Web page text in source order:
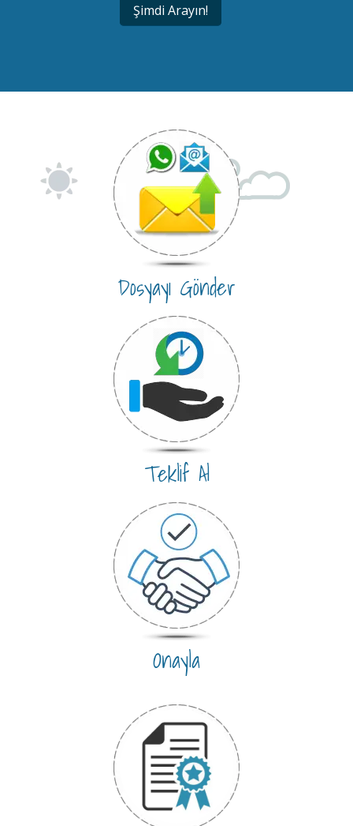
Şimdi Arayın!
Dosyayı Gönder
Teklif Al
Onayla